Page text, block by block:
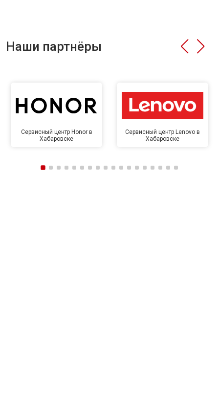
Наши партнёры
Сервисный центр Honor в
Хабаровске
Сервисный центр Lenovo в
Хабаровске